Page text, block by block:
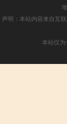
声明：本站内容来自互
本站仅